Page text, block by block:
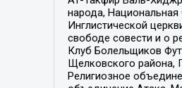
народа,
Инглистической
свободе совести и о
Клуб Болельщиков
Щелковского района,
Религиозное